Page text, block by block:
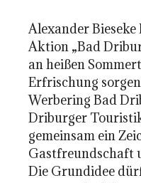
Alexander
Aktion „Bad
an heißen
Erfrischung
Werbering Bad
Driburger
gemeinsam ein
Gastfreundschaft
Die Grundidee